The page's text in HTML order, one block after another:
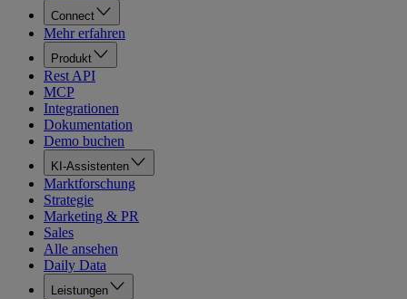
Connect
Mehr erfahren
Produkt
Rest API
MCP
Integrationen
Dokumentation
Demo buchen
KI-Assistenten
Marktforschung
Strategie
Marketing & PR
Sales
Alle ansehen
Daily Data
Leistungen